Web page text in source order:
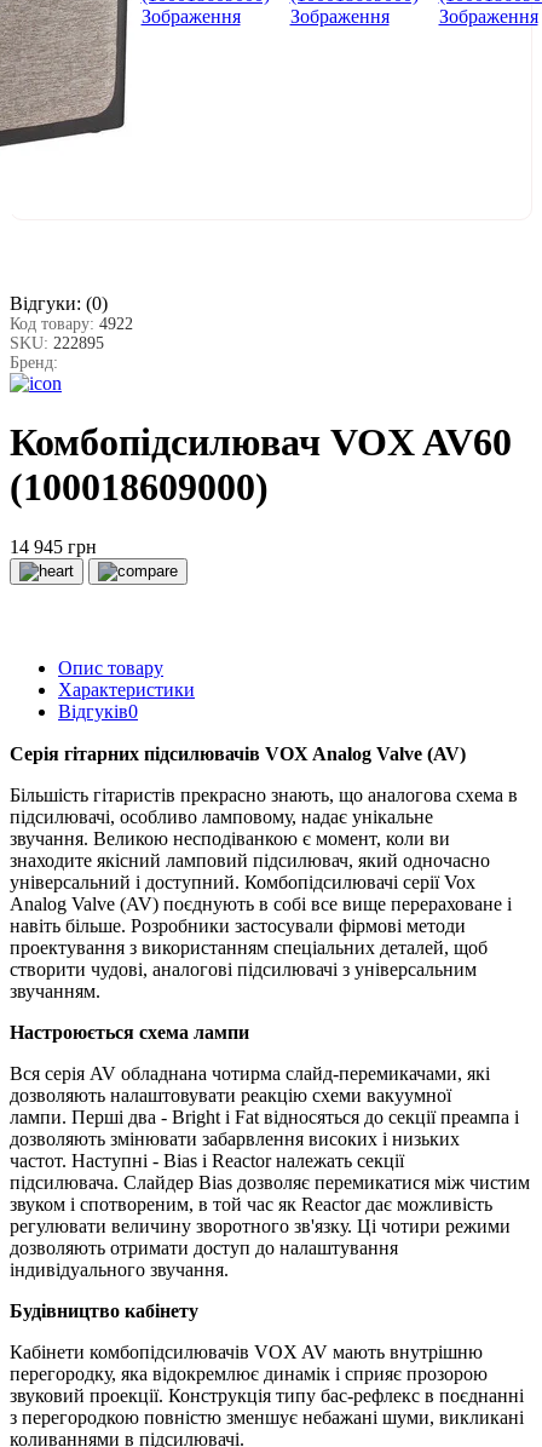
Відгуки: (0)
Код товару: 4922
SKU: 222895
Бренд:
Комбопідсилювач VOX AV60
(100018609000)
14 945 грн
Опис товару
Характеристики
Відгуків0
Серія гітарних підсилювачів VOX Analog Valve (AV)
Більшість гітаристів прекрасно знають, що аналогова схема в
підсилювачі, особливо ламповому, надає унікальне
звучання. Великою несподіванкою є момент, коли ви
знаходите якісний ламповий підсилювач, який одночасно
універсальний і доступний. Комбопідсилювачі серії Vox
Analog Valve (AV) поєднують в собі все вище перераховане і
навіть більше. Розробники застосували фірмові методи
проектування з використанням спеціальних деталей, щоб
створити чудові, аналогові підсилювачі з універсальним
звучанням.
Настроюється схема лампи
Вся серія AV обладнана чотирма слайд-перемикачами, які
дозволяють налаштовувати реакцію схеми вакуумної
лампи. Перші два - Bright і Fat відносяться до секції преампа і
дозволяють змінювати забарвлення високих і низьких
частот. Наступні - Bias і Reactor належать секції
підсилювача. Слайдер Bias дозволяє перемикатися між чистим
звуком і спотвореним, в той час як Reactor дає можливість
регулювати величину зворотного зв'язку. Ці чотири режими
дозволяють отримати доступ до налаштування
індивідуального звучання.
Будівництво кабінету
Кабінети комбопідсилювачів VOX AV мають внутрішню
перегородку, яка відокремлює динамік і сприяє прозорою
звуковий проекції. Конструкція типу бас-рефлекс в поєднанні
з перегородкою повністю зменшує небажані шуми, викликані
коливаннями в підсилювачі.